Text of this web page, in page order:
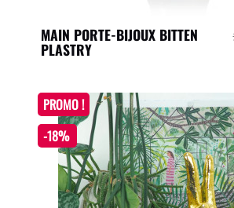
MAIN PORTE-BIJOUX BITTEN
PLASTRY
PROMO !
-18%